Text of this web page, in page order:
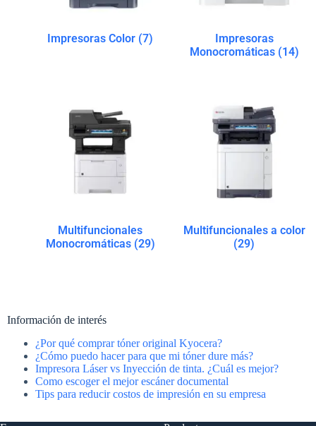
Impresoras Color (7)
Impresoras
Monocromáticas (14)
Multifuncionales
Monocromáticas (29)
Multifuncionales a color
(29)
Información de interés
¿Por qué comprar tóner original Kyocera?
¿Cómo puedo hacer para que mi tóner dure más?
Impresora Láser vs Inyección de tinta. ¿Cuál es mejor?
Como escoger el mejor escáner documental
Tips para reducir costos de impresión en su empresa